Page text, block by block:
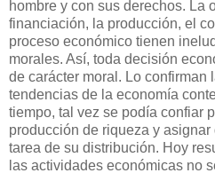
hombre y con sus derechos. La
financiación, la producción, el
proceso económico tienen
morales. Así, toda decisión
de carácter moral. Lo
tendencias de la economía
tiempo, tal vez se podía confiar
producción de riqueza y
tarea de su distribución. Hoy
las actividades económicas no